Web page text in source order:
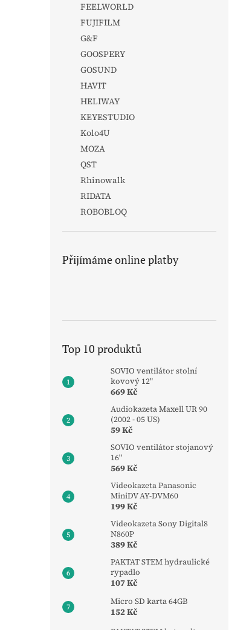
FEELWORLD
FUJIFILM
G&F
GOOSPERY
GOSUND
HAVIT
HELIWAY
KEYESTUDIO
Kolo4U
MOZA
QST
Rhinowalk
RIDATA
ROBOBLOQ
Přijímáme online platby
Top 10 produktů
SOVIO ventilátor stolní
kovový 12"
669 Kč
Audiokazeta Maxell UR 90
(2002 - 05 US)
59 Kč
SOVIO ventilátor stojanový
16"
569 Kč
Videokazeta Panasonic
MiniDV AY-DVM60
199 Kč
Videokazeta Sony Digital8
N860P
389 Kč
PAKTAT STEM hydraulické
rypadlo
107 Kč
Micro SD karta 64GB
152 Kč